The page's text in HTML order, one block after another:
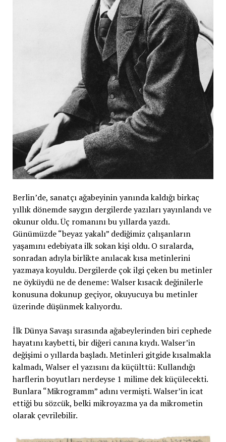
Berlin’de, sanatçı ağabeyinin yanında kaldığı birkaç
yıllık dönemde saygın dergilerde yazıları yayınlandı ve
okunur oldu. Üç romanını bu yıllarda yazdı.
Günümüzde “beyaz yakalı” dediğimiz çalışanların
yaşamını edebiyata ilk sokan kişi oldu. O sıralarda,
sonradan adıyla birlikte anılacak kısa metinlerini
yazmaya koyuldu. Dergilerde çok ilgi çeken bu metinler
ne öyküydü ne de deneme: Walser kısacık değinilerle
konusuna dokunup geçiyor, okuyucuya bu metinler
üzerinde düşünmek kalıyordu.
İlk Dünya Savaşı sırasında ağabeylerinden biri cephede
hayatını kaybetti, bir diğeri canına kıydı. Walser’in
değişimi o yıllarda başladı. Metinleri gitgide kısalmakla
kalmadı, Walser el yazısını da küçülttü: Kullandığı
harflerin boyutları nerdeyse 1 milime dek küçülecekti.
Bunlara “Mikrogramm” adını vermişti. Walser’in icat
ettiği bu sözcük, belki mikroyazma ya da mikrometin
olarak çevrilebilir.